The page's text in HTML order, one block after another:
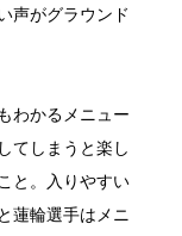
声がグラウンド
わかるメニュー
てしまうと楽し
と。入りやすい
蓮輪選手はメニ